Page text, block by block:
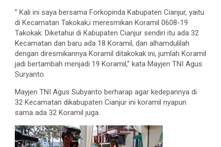
” Kali ini saya bersama Forkopinda Kabupaten Cianjur, yaitu
di Kecamatan Takokak,i meresmikan Koramil 0608-19
Takokak. Diketahui di Kabupaten Cianjur sendiri itu ada 32
Kecamatan dan baru ada 18 Koramil, dan alhamdulilah
dengan diresmikannya Koramil ditakokak ini, jumlah Koramil
jadi bertambah menjadi 19 Koramil,” kata Mayjen TNI Agus
Suryanto.
Mayjen TNI Agus Subyanto berharap agar kedepannya di
32 Kecamatan dikabupaten Cianjur ini koramil nyapun
sama ada 32 Koramil juga.